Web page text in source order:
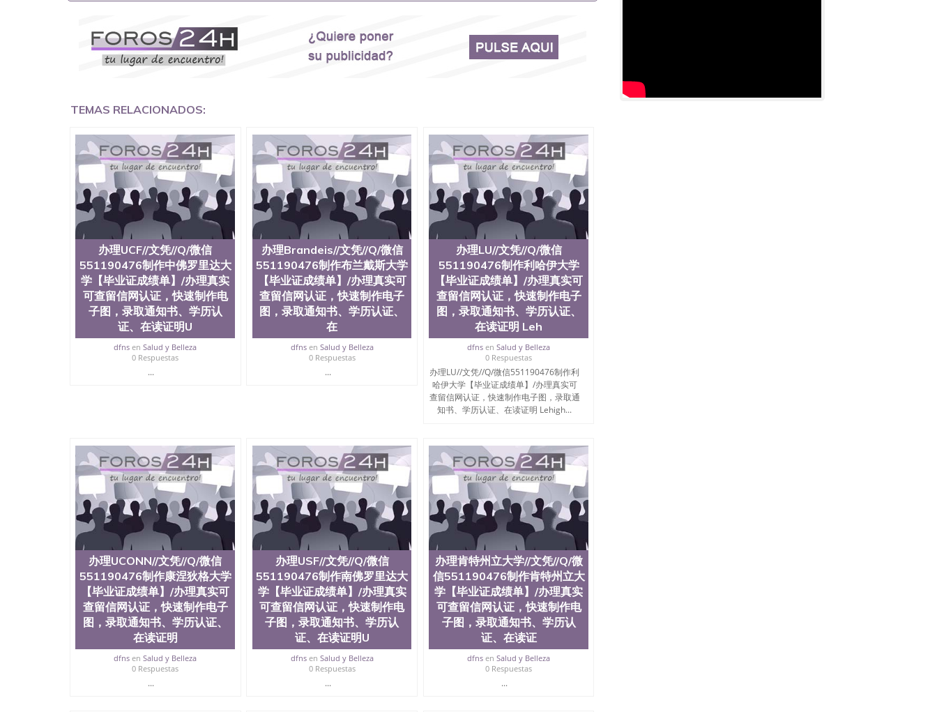
何拿到国外毕业证QQ微信551190476办假大学毕业证QQ微信551190476国外毕业证去哪认证QQ微信
551190476找毕业证封皮QQ微信551190476国外毕业证外壳定制QQ微信551190476快速代办国外毕业证QQ
微信551190476快速拿到国外文凭QQ微信551190476国外留学文凭认证QQ微信551190476国外文凭回国认
国外文凭质量QQ微信551190476国外本科毕业证怎么办理QQ微信551190476国外大学文凭真制作QQ微信
格QQ微信551190476国外编号查询QQ微信551190476办理国外文凭要交定金吗QQ微信551190476办国外可
查文凭QQ微信551190476网上购买真文凭可信吗QQ微信551190476学士学位证书查询机构QQ微信
551190476 国外资格证书办理QQ微信551190476如何办理学历认证QQ微信551190476海外文凭认证办理QQ
微信551190476 圣何塞州立大学（San Jose State University, 又译为“圣荷西州立大学”）成立于1857年，简
称SJSU，是加州历史悠久的大学之一，也是美西地区的公立大学之一。位于圣何塞市San Jose中心，占地
154公顷。它是一所位于加利福尼亚州的著名综合性公立大学，它以极高的就业率，全美名列前茅的毕业薪
资，浓厚的多元化学术氛围，杰出的本科教育质量，被《福克斯》杂志评选为全美50强公立综合性大学，
每年有来自世界各地的成百上千的海外学生前往求学。 至今，这是一所在世界上享有学术地位、声誉、实
习机会和影响力的高等教育机构，并获誉为美国本科教育质量的核心代表。其计算机系与会计系更是在当
今美国大学教学排名中表现优异。其毕业生大多可以在其所处地域的世界硅谷中心得到工作机会。许多硅
谷公司甚至在学生大三和大四的学期提供许多相应科系的实习机会。无论是加州大学系统(UC)，还是加州
州立大学系统(CSU), 圣何塞州立大学都占据着加州所有大学中的地理位置。 圣何塞州立大学座落于硅谷
(Silicon Valley), 于附近的旧金山-圣何塞地区为全美的重要科技中心。约有学生三万人，超过134种学士学
科和65个硕士学科，并有来自世界60余国的学生来此就读。其有名的科系如计算机科学，电子工程学，工
商管理学，艺术设计，和航空学等，深受性肯定及好评；而各种大学部和研究所的商学课程也吸引了众多
不同国家的专业人士前来研究与学习。 二、办理流程： 1、收集客户办理信息； 2、客户付定金下单； 3、
公司确认到账转制作点做电子图； 4、电子图做好发给客户确认； 5、电子图确认好转成品部做成品； 6、
成品做好拍照或者视频确认再付余款； 7、快递给客户（国内顺丰，国外DHL）。 三、真实网上可查的证
明材料 1、教育部学历学位认证，留服真实存档可查，存档。 2、留学回国人员证明（使馆认证），使馆网
站真实存档可查。 3、留信网真实可查认证办理，存档可查，终身受用。 四、办理流程农业科学院、艺术
与建筑学院、商学院、交流学院、地球及物质科学院、教育学院、工程学院、健康与人类发展学院、信息
工程与科学学院、人文学院、护理学院、科学学院等。学校的教育学院排名在全美前十名，工学院排名在
学、MBA、财务、教育、建筑工程、经济、医学、护理、文学、音乐、生物学、统计学、美术、电子工
程、天文学、农业、环境污染控制、历史、电气工程、生物工程、建筑设计、工商管理、材料科学、机械
工程、航天工程、土木工程、数学、化学、英语、社会科学、心理学、戏剧、市场营销、机械工程、计算
机科学、物理学、人工智能、商科、金融专业 1、客户提供相关材料，确定客户办理信息，给出操作方
案； 2、补充毕业证成绩单等相关材料； 3、留服注册申请账号，付定金； 4、预约递交时间，公司人员陪
同客户本人一起去留服递交材料； 5、等待结果，完成结果书留服直接邮寄给客户 6、客户确认收到结果，
付余款。 我们对海外大学及学院的毕业证成绩单所使用的材料，尺寸大小，防伪结构（包括：水印，阴影
底纹，钢印LOGO烫金烫银，LOGO烫金烫银复合重叠。 文字图案浮雕，激光镭射，紫外荧光，温感，复印
防伪）都有原版本文凭对照。质量得到了广大海外客户群体的认可，同时和海外学校留学中介， 同时能做
到与时俱进，及时掌握各大院校的（毕业证，成绩单，资格证，学生卡，结业证，录取通知书，在读证明
等相关材料）的版本更新信息， 能够在时间掌握的海外学历文凭的样版，尺寸大小，纸张材质，防伪技术
等等，并在时间收集到原版实物，以求达到客户的需求。 我们的优势： 我们在保证合理定价的同时，坚持
较高性价比，通过品质和效率不断优化，为您倾情诠释什么是高性价比。 咨询顾问：Sam q/微
信:551190476 Q/微信:551190476办理毕业证成绩单、教育部认证,录取通知书，雅思，留学回国证明.
公司专业制作、办理、仿制、成绩单文凭、改成绩、教育部学历学位认证、毕业证、成绩单、文凭、学历
文凭、假文凭假毕业证假学历书制作、假制作、办理、仿制学位证书、毕业证文凭、文凭毕业证、毕业证
认证、留服认证、使馆认证、使馆证明、使馆留学回国人员证明、留学生认证、学历认证、文凭认证学位
TEMAS RELACIONADOS:
办理UCF//文凭//Q/微信
551190476制作中佛罗里达大
学【毕业证成绩单】/办理真实
可查留信网认证，快速制作电
子图，录取通知书、学历认
证、在读证明U
dfns enSalud y Belleza
0 Respuestas
...
办理Brandeis//文凭//Q/微信
551190476制作布兰戴斯大学
【毕业证成绩单】/办理真实可
查留信网认证，快速制作电子
图，录取通知书、学历认证、
在
dfnsen Salud y Belleza
0 Respuestas
...
办理LU//文凭//Q/微信
551190476制作利哈伊大学
【毕业证成绩单】/办理真实可
查留信网认证，快速制作电子
图，录取通知书、学历认证、
在读证明 Leh
dfns enSalud y Belleza
0 Respuestas
办理LU//文凭//Q/微信551190476制作利
哈伊大学【毕业证成绩单】/办理真实可
查留信网认证，快速制作电子图，录取通
知书、学历认证、在读证明 Lehigh...
办理UCONN//文凭//Q/微信
551190476制作康涅狄格大学
【毕业证成绩单】/办理真实可
查留信网认证，快速制作电子
图，录取通知书、学历认证、
在读证明
dfns enSalud y Belleza
0 Respuestas
...
办理USF//文凭//Q/微信
551190476制作南佛罗里达大
学【毕业证成绩单】/办理真实
可查留信网认证，快速制作电
子图，录取通知书、学历认
证、在读证明U
dfnsen Salud y Belleza
0 Respuestas
...
办理肯特州立大学//文凭//Q/微
信551190476制作肯特州立大
学【毕业证成绩单】/办理真实
可查留信网认证，快速制作电
子图，录取通知书、学历认
证、在读证
dfns enSalud y Belleza
0 Respuestas
...